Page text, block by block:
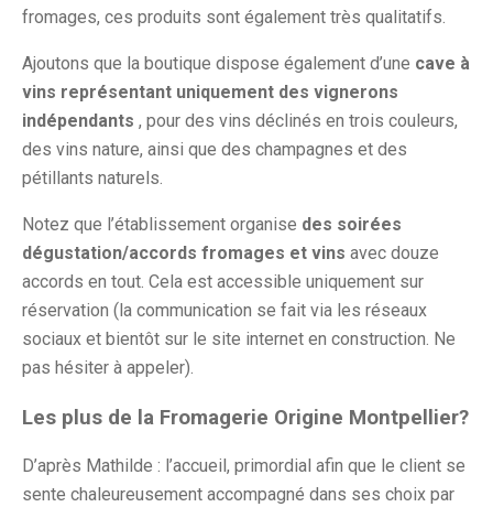
fromages, ces produits sont également très qualitatifs.
Ajoutons que la boutique dispose également d’une cave à
vins représentant uniquement des vignerons
indépendants , pour des vins déclinés en trois couleurs,
des vins nature, ainsi que des champagnes et des
pétillants naturels.
Notez que l’établissement organise des soirées
dégustation/accords fromages et vins avec douze
accords en tout. Cela est accessible uniquement sur
réservation (la communication se fait via les réseaux
sociaux et bientôt sur le site internet en construction. Ne
pas hésiter à appeler).
Les plus de la Fromagerie Origine Montpellier?
D’après Mathilde : l’accueil, primordial afin que le client se
sente chaleureusement accompagné dans ses choix par